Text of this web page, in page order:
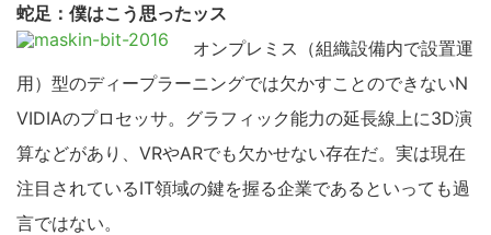
蛇足：僕はこう思ったッス
オンプレミス（組織設備内で設置運
用）型のディープラーニングでは欠かすことのできないN
VIDIAのプロセッサ。グラフィック能力の延長線上に3D演
算などがあり、VRやARでも欠かせない存在だ。実は現在
注目されているIT領域の鍵を握る企業であるといっても過
言ではない。